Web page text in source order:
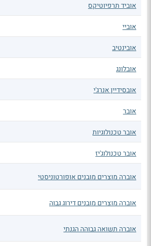
אוביד תרפיוטיקס
אוביי
אובינטיב
אובלונג
אובסידיין אנרג'י
אובר
אובר טכנולוגיות
אובר טכנולוג'יז
אוברה מוצרים מובנים אופורטוניסטי
אוברה מוצרים מובנים דירוג גבוה
אוברה תשואה גבוהה הגנתי